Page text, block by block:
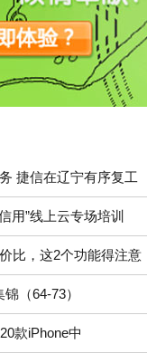
捷信在辽宁有序复工
用”线上云专场培训
比，这2个功能得注意
（64-73）
款iPhone中